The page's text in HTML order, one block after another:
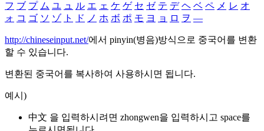
フ ブ プ ム ユ ュ ル エ ェ ケ ゲ セ ゼ テ デ ヘ ベ ペ メ レ オ
ォ コ ゴ ソ ゾ ト ド ノ ホ ボ ポ モ ヨ ョ ロ ヲ ―
http://chineseinput.net/에서 pinyin(병음)방식으로 중국어를 변환
할 수 있습니다.
변환된 중국어를 복사하여 사용하시면 됩니다.
예시)
中文 을 입력하시려면 zhongwen을 입력하시고 space를